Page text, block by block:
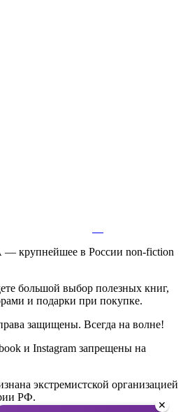
крупнейшее в России non-fiction
большой выбор полезных книг,
и подарки при покупке.
защищены. Всегда на волне!
и Instagram запрещены на
экстремистской организацией
РФ.
✕